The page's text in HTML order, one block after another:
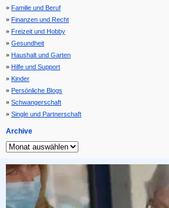
Familie und Beruf
Finanzen und Recht
Freizeit und Hobby
Gesundheit
Haushalt und Garten
Hilfe und Support
Kinder
Persönliche Blogs
Schwangerschaft
Single und Partnerschaft
Archive